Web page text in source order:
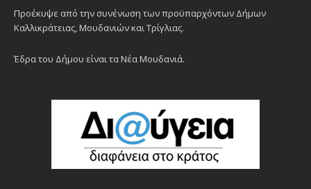
Προέκυψε από την συνένωση των προϋπαρχόντων Δήμων
Καλλικράτειας, Μουδανιών και Τρίγλιας.
Έδρα του Δήμου είναι τα Νέα Μουδανιά.